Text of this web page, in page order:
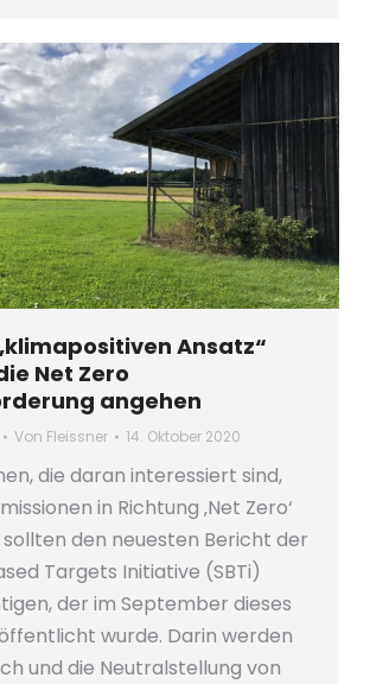
Ansatz“
Net Zero
angehen
Von Fleissner 14. Oktober 2020
die daran interessiert sind,
in Richtung ‚Net Zero‘
sollten den neuesten Bericht der
Targets Initiative (SBTi)
der im September dieses
wurde. Darin werden
und die Neutralstellung von